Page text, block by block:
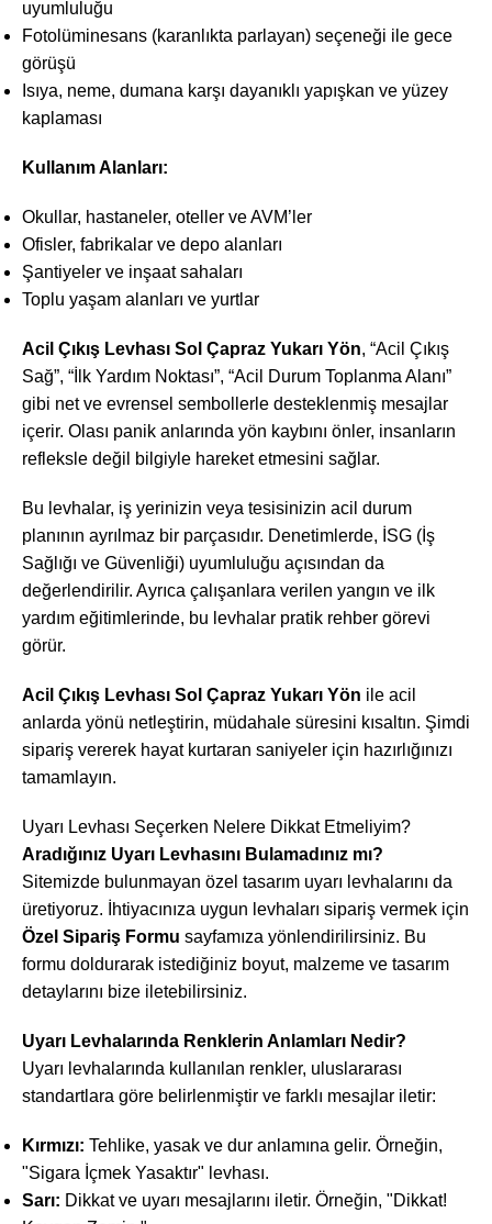
uyumluluğu
Fotolüminesans (karanlıkta parlayan) seçeneği ile gece
görüşü
Isıya, neme, dumana karşı dayanıklı yapışkan ve yüzey
kaplaması
Kullanım Alanları:
Okullar, hastaneler, oteller ve AVM’ler
Ofisler, fabrikalar ve depo alanları
Şantiyeler ve inşaat sahaları
Toplu yaşam alanları ve yurtlar
Acil Çıkış Levhası Sol Çapraz Yukarı Yön, “Acil Çıkış
Sağ”, “İlk Yardım Noktası”, “Acil Durum Toplanma Alanı”
gibi net ve evrensel sembollerle desteklenmiş mesajlar
içerir. Olası panik anlarında yön kaybını önler, insanların
refleksle değil bilgiyle hareket etmesini sağlar.
Bu levhalar, iş yerinizin veya tesisinizin acil durum
planının ayrılmaz bir parçasıdır. Denetimlerde, İSG (İş
Sağlığı ve Güvenliği) uyumluluğu açısından da
değerlendirilir. Ayrıca çalışanlara verilen yangın ve ilk
yardım eğitimlerinde, bu levhalar pratik rehber görevi
görür.
Acil Çıkış Levhası Sol Çapraz Yukarı Yön ile acil
anlarda yönü netleştirin, müdahale süresini kısaltın. Şimdi
sipariş vererek hayat kurtaran saniyeler için hazırlığınızı
tamamlayın.
Uyarı Levhası Seçerken Nelere Dikkat Etmeliyim?
Aradığınız Uyarı Levhasını Bulamadınız mı?
Sitemizde bulunmayan özel tasarım uyarı levhalarını da
üretiyoruz. İhtiyacınıza uygun levhaları sipariş vermek için
Özel Sipariş Formu sayfamıza yönlendirilirsiniz. Bu
formu doldurarak istediğiniz boyut, malzeme ve tasarım
detaylarını bize iletebilirsiniz.
Uyarı Levhalarında Renklerin Anlamları Nedir?
Uyarı levhalarında kullanılan renkler, uluslararası
standartlara göre belirlenmiştir ve farklı mesajlar iletir:
Kırmızı: Tehlike, yasak ve dur anlamına gelir. Örneğin,
"Sigara İçmek Yasaktır" levhası.
Sarı: Dikkat ve uyarı mesajlarını iletir. Örneğin, "Dikkat!